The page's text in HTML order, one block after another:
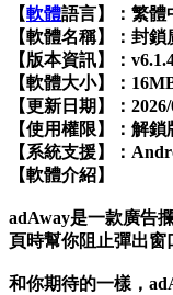
【軟體語言】：繁體
【軟體名稱】：封鎖
【版本資訊】：
【軟體大小】：
【更新日期】：
【使用權限】：解鎖
【系統支援】：
【軟體介紹】
adAway是一款廣告
頁時幫你阻止彈出窗
和你期待的一樣，